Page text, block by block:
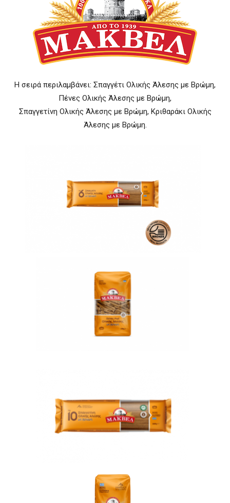
Η σειρά περιλαμβάνει: Σπαγγέτι Ολικής Άλεσης με Βρώμη,
Πένες Ολικής Άλεσης με Βρώμη,
Σπαγγετίνη Ολικής Άλεσης με Βρώμη, Κριθαράκι Ολικής
Άλεσης με Βρώμη.